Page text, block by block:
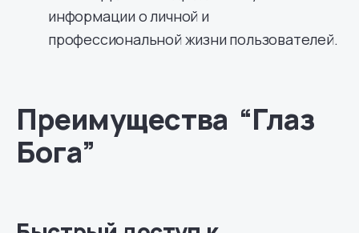
информации о личной и
профессиональной жизни пользователей.
Преимущества “Глаз
Бога”